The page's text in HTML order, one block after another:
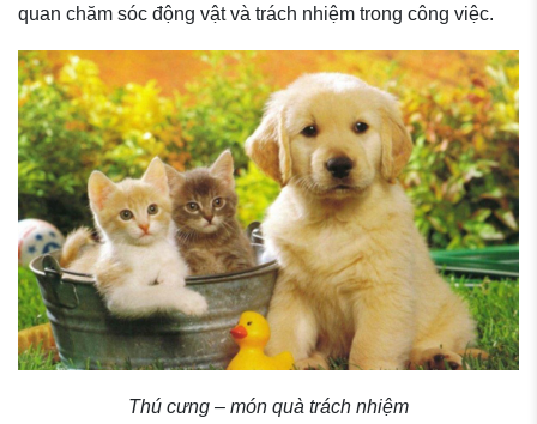
quan chăm sóc động vật và trách nhiệm trong công việc.
Thú cưng – món quà trách nhiệm